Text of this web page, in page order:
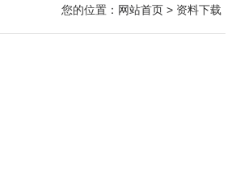
您的位置： 网站首页> 资料下载